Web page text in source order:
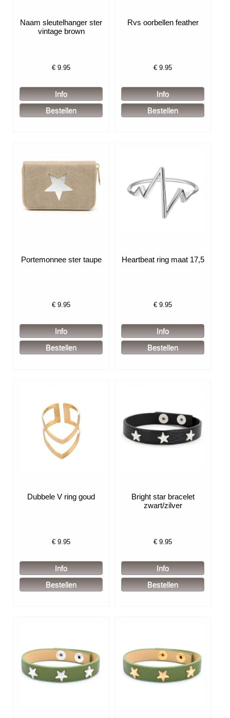
Naam sleutelhanger ster
vintage brown
€9.95
Rvs oorbellen feather
€9.95
Portemonnee ster taupe
€9.95
Heartbeat ring maat 17,5
€9.95
Dubbele V ring goud
€9.95
Bright star bracelet
zwart/zilver
€9.95